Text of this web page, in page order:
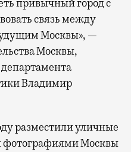
привычный город с
связь между
Москвы», —
Москвы,
Владимир
разместили уличные
фотографиями Москвы